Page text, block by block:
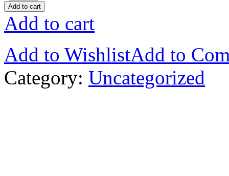
Add to cart
Add to cart
Add to WishlistAdd to
Category: Uncategorized